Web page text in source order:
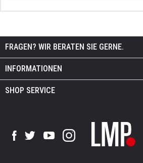
FRAGEN? WIR BERATEN SIE GERNE.
INFORMATIONEN
SHOP SERVICE